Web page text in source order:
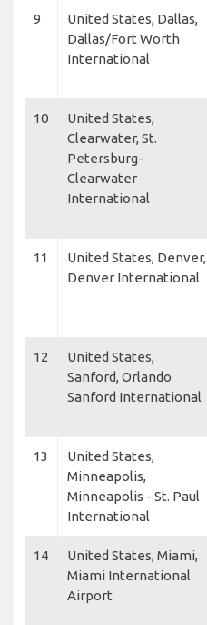
9
United States, Dallas,
Dallas/Fort Worth
International
10
United States,
Clearwater, St.
Petersburg-
Clearwater
International
11
United States, Denver,
Denver International
12
United States,
Sanford, Orlando
Sanford International
13
United States,
Minneapolis,
Minneapolis - St. Paul
International
14
United States, Miami,
Miami International
Airport